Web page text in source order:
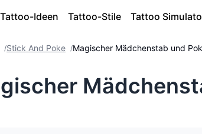
Tattoo-Ideen Tattoo-Stile Tattoo
/Stick And Poke /Magischer Mädchenstab und